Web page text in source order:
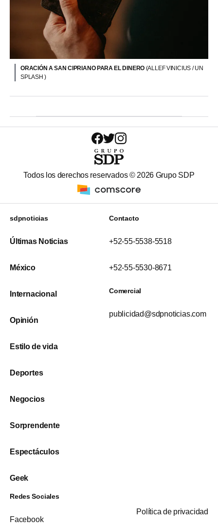
ORACIÓN A SAN CIPRIANO PARA EL DINERO (ALLEF VINICIUS / UN
SPLASH )
Todos los derechos reservados © 2026 Grupo SDP
sdpnoticias
Últimas Noticias
México
Internacional
Opinión
Estilo de vida
Deportes
Negocios
Sorprendente
Espectáculos
Geek
Contacto
+52-55-5538-5518
+52-55-5530-8671
Comercial
publicidad@sdpnoticias.com
Redes Sociales
Facebook
Política de privacidad